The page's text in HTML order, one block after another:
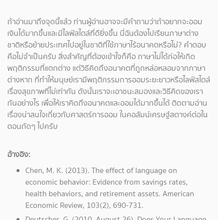
ถ้าอ่านมาถึงจุดนี้แล้ว ท่านผู้อ่านอาจจะมีคำถามว่าถ้าอยากจะออม
เงินได้มากขึ้นและมีไลฟ์สไตล์ที่ดียิ่งขึ้น นี่ฉันต้องไปเรียนภาษาต่าง
ชาติหรือย้ายประเทศไปอยู่ในชาติที่ใช้ภาษาไร้อนาคตหรือไม่? คำตอบ
คือไม่จำเป็นครับ สิ่งสำคัญที่ต้องเข้าใจก็คือ ภาษาไม่ได้ก่อให้เกิด
พฤติกรรมที่แตกต่าง แต่วิธีคิดถึงอนาคตที่ถูกหล่อหลอมจากภาษา
ต่างหาก ที่ทำให้มนุษย์เรามีพฤติกรรมการออมระยะยาวหรือไลฟ์สไตล์
เรื่องสุขภาพที่ไม่เท่ากัน ดังนั้นเราจะเอาชนะสมองและวิธีคิดของเรา
กันอย่างไร เพื่อให้เราคิดถึงอนาคตและออมได้มากขึ้นได้ ติดตามอ่าน
เรื่องน่าสนใจเกี่ยวกับศาสตร์การออม ในคอลัมน์เศรษฐ์สตางค์ต่อใน
ตอนถัดๆ ไปครับ
อ้างอิง:
Chen, M. K. (2013). The effect of language on
economic behavior: Evidence from savings rates,
health behaviors, and retirement assets. American
Economic Review, 103(2), 690-731.